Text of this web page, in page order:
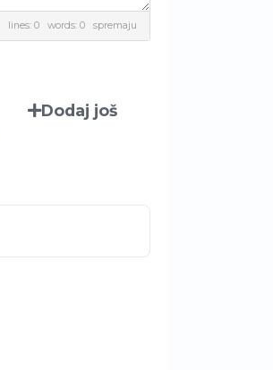
lines: 0 words: 0 spremaju
Dodaj još